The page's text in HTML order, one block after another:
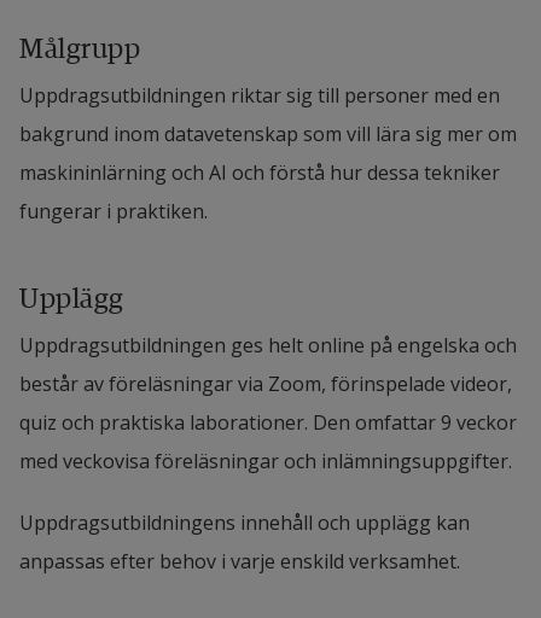
Målgrupp
Uppdragsutbildningen riktar sig till personer med en
bakgrund inom datavetenskap som vill lära sig mer om
maskininlärning och AI och förstå hur dessa tekniker
fungerar i praktiken.
Upplägg
Uppdragsutbildningen ges helt online på engelska och
består av föreläsningar via Zoom, förinspelade videor,
quiz och praktiska laborationer. Den omfattar 9 veckor
med veckovisa föreläsningar och inlämningsuppgifter.
Uppdragsutbildningens innehåll och upplägg kan
anpassas efter behov i varje enskild verksamhet.